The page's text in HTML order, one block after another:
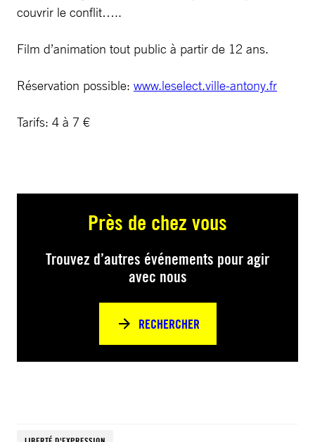
couvrir le conflit…..
Film d’animation tout public à partir de 12 ans.
Réservation possible: www.leselect.ville-antony.fr
Tarifs: 4 à 7 €
Près de chez vous
Trouvez d’autres événements pour agir
avec nous
RECHERCHER